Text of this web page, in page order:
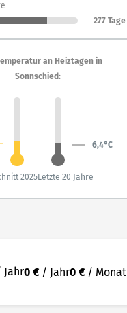
277 Tage
an Heiztagen in
Sonnschied:
6,4°C
2025Letzte 20 Jahre
Jahr0 € / Jahr0 € / Monat